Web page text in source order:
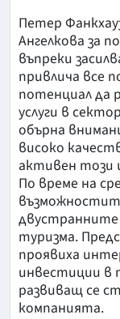
Петер
Ангелкова за
въпреки
привлича все
потенциал да
услуги в
обърна
високо
активен този
По време на
туризма.
проявиха
инвестиции в
развиващ се
компанията.